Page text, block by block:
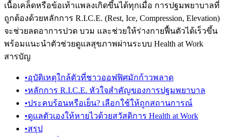
เนื้อเคล็ดหรือข้อเท้าแพลงเกิดขึ้นได้ทุกเมื่อ การปฐมพยาบาลที่
ถูกต้องด้วยหลักการ R.I.C.E. (Rest, Ice, Compression, Elevation)
จะช่วยลดอาการปวด บวม และช่วยให้ร่างกายฟื้นตัวได้เร็วขึ้น
พร้อมแนะนำตัวช่วยดูแลสุขภาพผ่านระบบ Health at Work
สารบัญ
•อุบัติเหตุใกล้ตัวที่ชาวออฟฟิศมักก้าวพลาด
•หลักการ R.I.C.E. หัวใจสำคัญของการปฐมพยาบาล
•ประคบร้อนหรือเย็น? เลือกใช้ให้ถูกสถานการณ์
•ดูแลตัวเองให้หายไวด้วยสวัสดิการ Health at Work
•สรุป